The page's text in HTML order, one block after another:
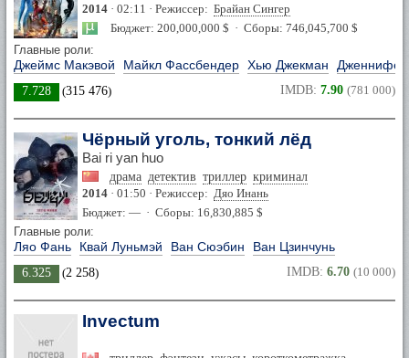
2014 · 02:11 · Режиссер: Брайан Сингер
Бюджет: 200,000,000 $ · Сборы: 746,045,700 $
Главные роли:
Джеймс Макэвой Майкл Фассбендер Хью Джекман Дженнифер
7.728 (315 476) IMDB: 7.90 (781 000)
Чёрный уголь, тонкий лёд
Bai ri yan huo
драма детектив триллер криминал
2014 · 01:50 · Режиссер: Дяо Инань
Бюджет: — · Сборы: 16,830,885 $
Главные роли:
Ляо Фань Квай Луньмэй Ван Сюэбин Ван Цзинчунь
6.325 (2 258) IMDB: 6.70 (10 000)
Invectum